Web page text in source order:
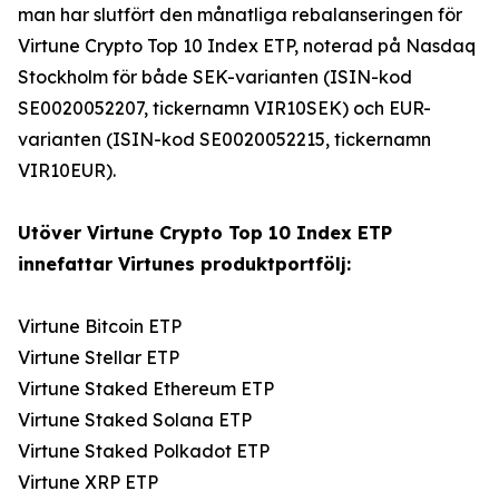
man har slutfört den månatliga rebalanseringen för
Virtune Crypto Top 10 Index ETP, noterad på Nasdaq
Stockholm för både SEK-varianten (ISIN-kod
SE0020052207, tickernamn VIR10SEK) och EUR-
varianten (ISIN-kod SE0020052215, tickernamn
VIR10EUR).
Utöver Virtune Crypto Top 10 Index ETP
innefattar Virtunes produktportfölj:
Virtune Bitcoin ETP
Virtune Stellar ETP
Virtune Staked Ethereum ETP
Virtune Staked Solana ETP
Virtune Staked Polkadot ETP
Virtune XRP ETP